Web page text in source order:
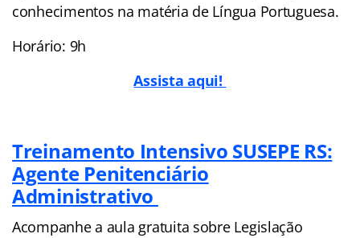
conhecimentos na matéria de Língua Portuguesa.
Horário: 9h
Assista aqui!
Treinamento Intensivo SUSEPE RS:
Agente Penitenciário
Administrativo
Acompanhe a aula gratuita sobre Legislação